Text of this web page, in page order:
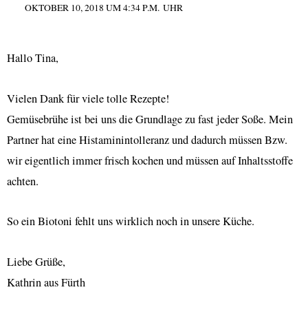
OKTOBER 10, 2018 UM 4:34 P.M. UHR
Hallo Tina,
Vielen Dank für viele tolle Rezepte!
Gemüsebrühe ist bei uns die Grundlage zu fast jeder Soße. Mein
Partner hat eine Histaminintolleranz und dadurch müssen Bzw.
wir eigentlich immer frisch kochen und müssen auf Inhaltsstoffe
achten.
So ein Biotoni fehlt uns wirklich noch in unsere Küche.
Liebe Grüße,
Kathrin aus Fürth